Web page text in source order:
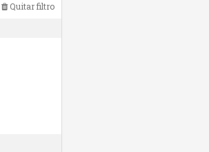
Quitar filtro